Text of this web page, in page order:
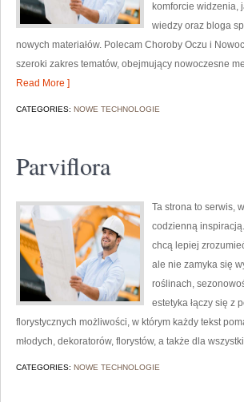
komforcie widzenia,
wiedzy oraz bloga
nowych materiałów. Polecam Choroby Oczu i
szeroki zakres tematów, obejmujący nowoczesne
Read More ]
CATEGORIES: NOWE TECHNOLOGIE
Parviflora
Ta strona to serwis,
codzienną
chcą lepiej
ale nie zamyka się
roślinach,
estetyka łączy się z
florystycznych możliwości, w którym każdy tekst
młodych, dekoratorów, florystów, a także dla
CATEGORIES: NOWE TECHNOLOGIE